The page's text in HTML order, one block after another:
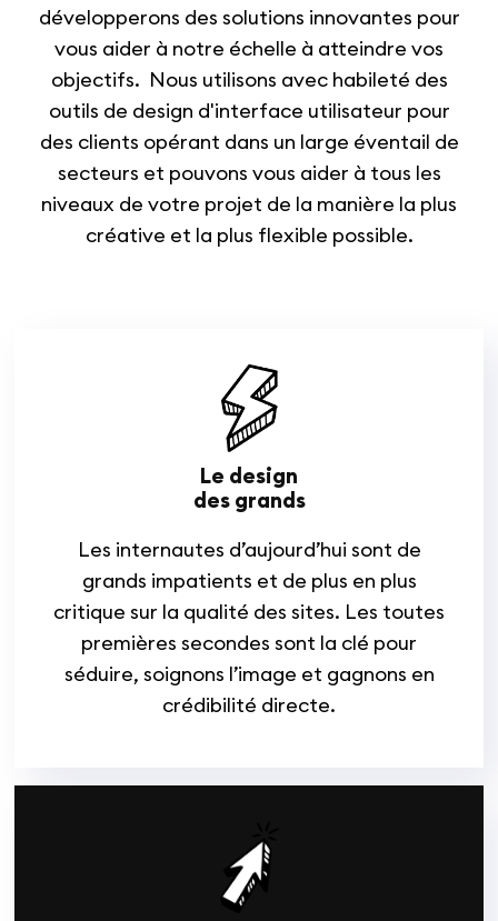
développerons des solutions innovantes pour
vous aider à notre échelle à atteindre vos
objectifs. Nous utilisons avec habileté des
outils de design d'interface utilisateur pour
des clients opérant dans un large éventail de
secteurs et pouvons vous aider à tous les
niveaux de votre projet de la manière la plus
créative et la plus flexible possible.
Le design
des grands
Les internautes d’aujourd’hui sont de
grands impatients et de plus en plus
critique sur la qualité des sites. Les toutes
premières secondes sont la clé pour
séduire, soignons l’image et gagnons en
crédibilité directe.